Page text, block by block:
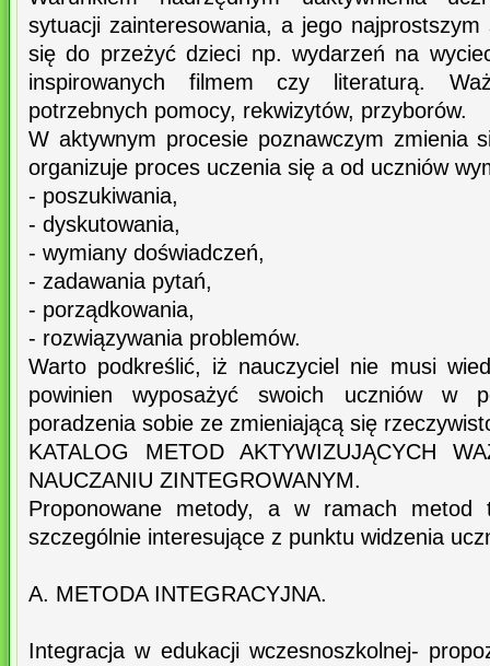
sytuacji zainteresowania, a jego najprostszym
się do przeżyć dzieci np. wydarzeń na
inspirowanych filmem czy literaturą.
potrzebnych pomocy, rekwizytów, przyborów.
W aktywnym procesie poznawczym zmienia
organizuje proces uczenia się a od uczniów
- poszukiwania,
- dyskutowania,
- wymiany doświadczeń,
- zadawania pytań,
- porządkowania,
- rozwiązywania problemów.
Warto podkreślić, iż nauczyciel nie musi
powinien wyposażyć swoich uczniów w
poradzenia sobie ze zmieniającą się
KATALOG METOD AKTYWIZUJĄCYCH
NAUCZANIU ZINTEGROWANYM.
Proponowane metody, a w ramach metod
szczególnie interesujące z punktu widzenia
A. METODA INTEGRACYJNA.
Integracja w edukacji wczesnoszkolnej-